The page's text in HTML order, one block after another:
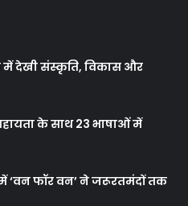
में देखी संस्कृति, विकास और
के साथ 23 भाषाओं में
‘वन फॉर वन’ ने जरूरतमंदों तक